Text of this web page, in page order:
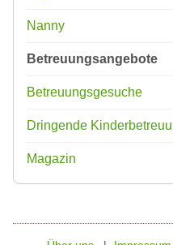
Nanny
Betreuungsangebote
Betreuungsgesuche
Dringende
Magazin